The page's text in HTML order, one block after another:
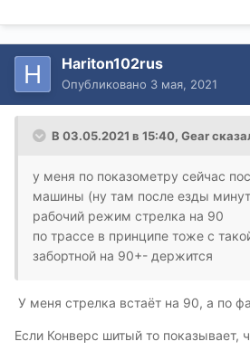
Hariton102rus
Опубликовано 3 мая, 2021
В 03.05.2021 в 15:40, Gear
у меня по показометру сейчас
машины (ну там после езды
рабочий режим стрелка на 90
по трассе в принципе тоже с
забортной на 90+- держится
У меня стрелка встаёт на 90, а по
Если Конверс шитый то показывает,